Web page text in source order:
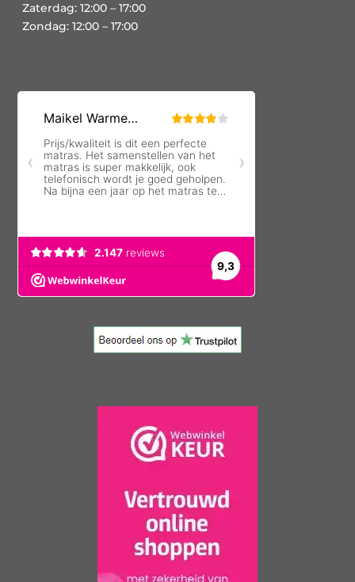
Zaterdag: 12:00 – 17:00
Zondag: 12:00 – 17:00